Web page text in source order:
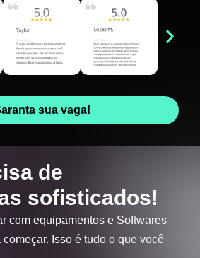
sua vaga!
de
sofisticados!
com equipamentos e Softwares
Isso é tudo o que você